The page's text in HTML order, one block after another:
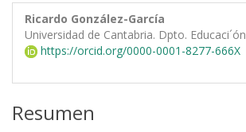
Ricardo González-García
Universidad de Cantabria. Dpto. Educaci´ón
https://orcid.org/0000-0001-8277-666X
Resumen